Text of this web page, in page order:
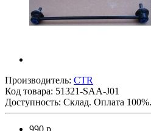
Производитель: CTR
Код товара: 51321-SAA-J01
Доступность: Склад. Оплата
990 р.